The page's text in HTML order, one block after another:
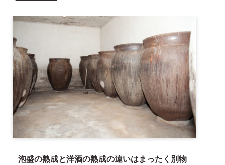
泡盛の熟成と洋酒の熟成の違いはまったく別物